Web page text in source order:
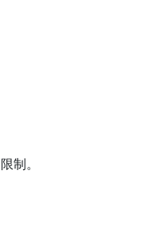
制。